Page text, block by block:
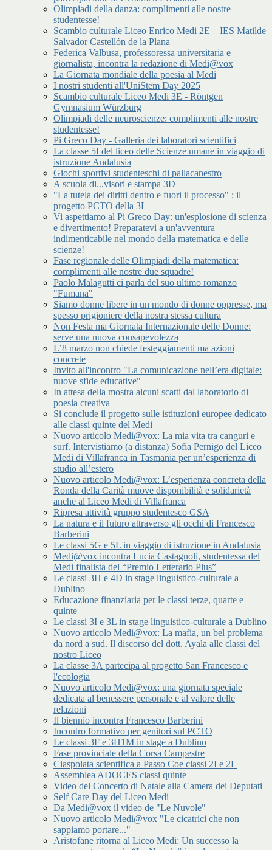
Olimpiadi della danza: complimenti alle nostre
studentesse!
Scambio culturale Liceo Enrico Medi 2E – IES Matilde
Salvador Castellón de la Plana
Federica Valbusa, professoressa universitaria e
giornalista, incontra la redazione di Medi@vox
La Giornata mondiale della poesia al Medi
I nostri studenti all'UniStem Day 2025
Scambio culturale Liceo Medi 3E - Röntgen
Gymnasium Würzburg
Olimpiadi delle neuroscienze: complimenti alle nostre
studentesse!
Pi Greco Day - Galleria dei laboratori scientifici
La classe 5I del liceo delle Scienze umane in viaggio di
istruzione Andalusia
Giochi sportivi studenteschi di pallacanestro
A scuola di...visori e stampa 3D
"La tutela dei diritti dentro e fuori il processo" : il
progetto PCTO della 3L
Vi aspettiamo al Pi Greco Day: un'esplosione di scienza
e divertimento! Preparatevi a un'avventura
indimenticabile nel mondo della matematica e delle
scienze!
Fase regionale delle Olimpiadi della matematica:
complimenti alle nostre due squadre!
Paolo Malagutti ci parla del suo ultimo romanzo
"Fumana"
Siamo donne libere in un mondo di donne oppresse, ma
spesso prigioniere della nostra stessa cultura
Non Festa ma Giornata Internazionale delle Donne:
serve una nuova consapevolezza
L’8 marzo non chiede festeggiamenti ma azioni
concrete
Invito all'incontro "La comunicazione nell’era digitale:
nuove sfide educative"
In attesa della mostra alcuni scatti dal laboratorio di
poesia creativa
Si conclude il progetto sulle istituzioni europee dedicato
alle classi quinte del Medi
Nuovo articolo Medi@vox: La mia vita tra canguri e
surf. Intervistiamo (a distanza) Sofia Pernigo del Liceo
Medi di Villafranca in Tasmania per un’esperienza di
studio all’estero
Nuovo articolo Medi@vox: L’esperienza concreta della
Ronda della Carità muove disponibilità e solidarietà
anche al Liceo Medi di Villafranca
Ripresa attività gruppo studentesco GSA
La natura e il futuro attraverso gli occhi di Francesco
Barberini
Le classi 5G e 5L in viaggio di istruzione in Andalusia
Medi@vox incontra Lucia Castagnoli, studentessa del
Medi finalista del “Premio Letterario Plus”
Le classi 3H e 4D in stage linguistico-culturale a
Dublino
Educazione finanziaria per le classi terze, quarte e
quinte
Le classi 3I e 3L in stage linguistico-culturale a Dublino
Nuovo articolo Medi@vox: La mafia, un bel problema
da nord a sud. Il discorso del dott. Ayala alle classi del
nostro Liceo
La classe 3A partecipa al progetto San Francesco e
l'ecologia
Nuovo articolo Medi@vox: una giornata speciale
dedicata al benessere personale e al valore delle
relazioni
Il biennio incontra Francesco Barberini
Incontro formativo per genitori sul PCTO
Le classi 3F e 3H1M in stage a Dublino
Fase provinciale della Corsa Campestre
Ciaspolata scientifica a Passo Coe classi 2I e 2L
Assemblea ADOCES classi quinte
Video del Concerto di Natale alla Camera dei Deputati
Self Care Day del Liceo Medi
Da Medi@vox il video de "Le Nuvole"
Nuovo articolo Medi@vox "Le cicatrici che non
sappiamo portare..."
Aristofane ritorna al Liceo Medi: Un successo la